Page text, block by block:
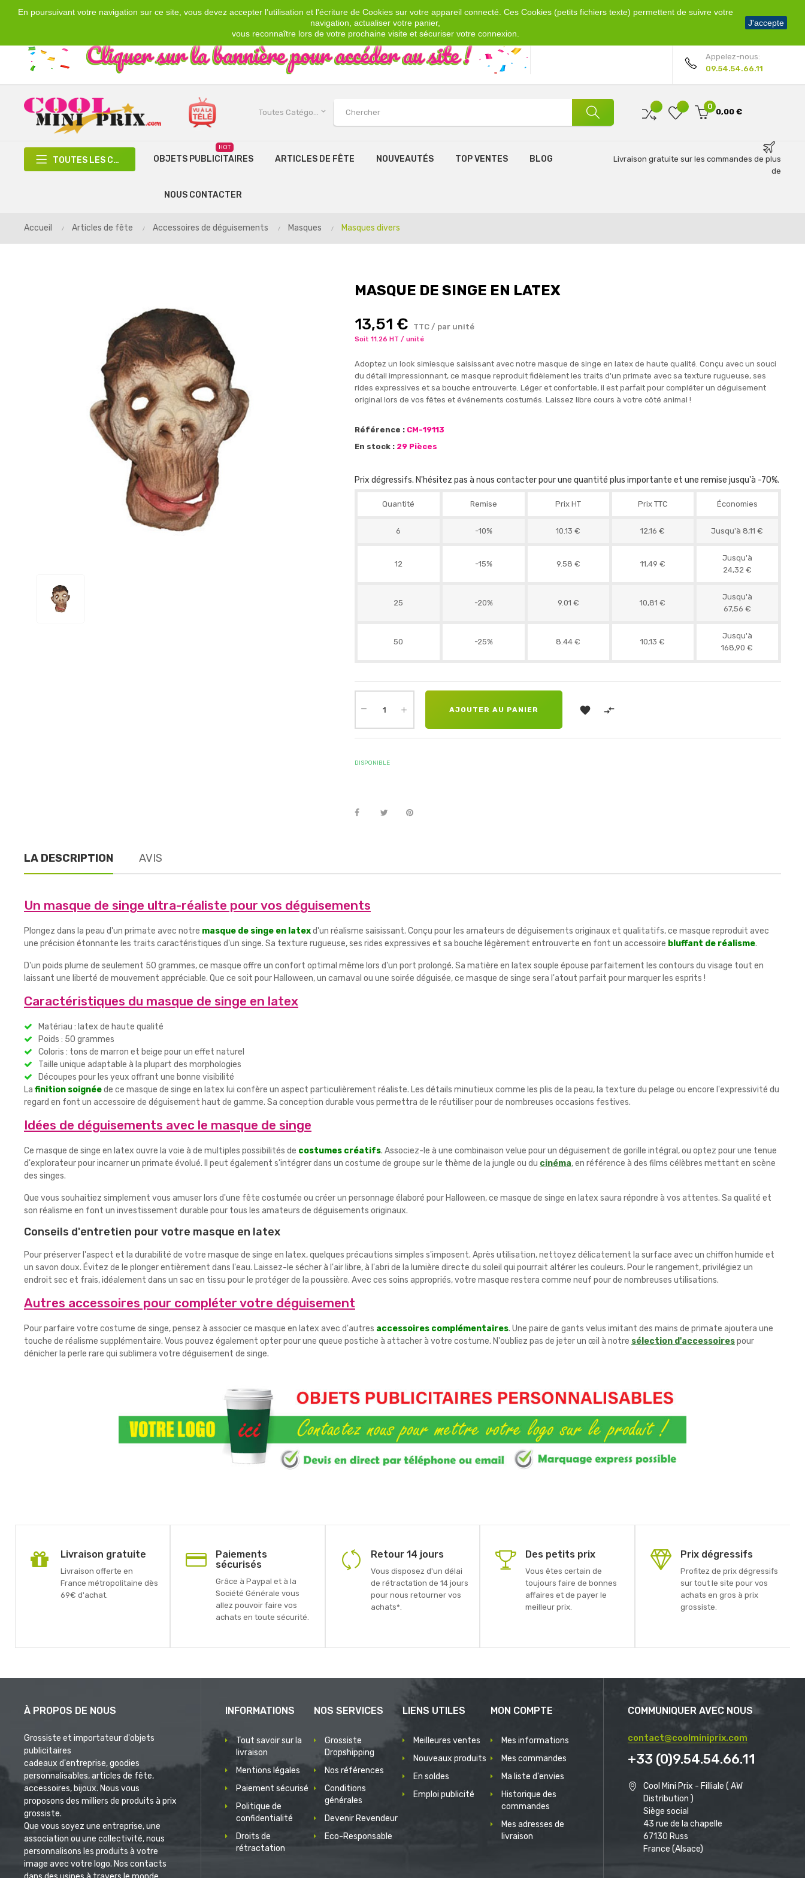
En poursuivant votre navigation sur ce site, vous devez accepter l’utilisation et l'écriture de Cookies sur votre appareil connecté. Ces Cookies (petits fichiers texte) permettent de suivre votre
navigation, actualiser votre panier,
vous reconnaître lors de votre prochaine visite et sécuriser votre connexion.
J'accepte
Emplacement
Devise
Bienvenue !
Mon compte
Appelez-nous:
09.54.54.66.11
Toutes Catégories keyboard_arrow_down
0
0,00 €
TOUTES LES CATÉGORIES OBJETS PUBLICITAIRES
HOT
ARTICLES DE FÊTE NOUVEAUTÉS TOP VENTES BLOG
NOUS CONTACTER
Livraison gratuite sur les commandes de plus
de
Accueil Articles de fête Accessoires de déguisements Masques Masques divers
MASQUE DE SINGE EN LATEX
13,51 € TTC / par unité
Soit 11.26 HT / unité
Adoptez un look simiesque saisissant avec notre masque de singe en latex de haute qualité. Conçu avec un souci
du détail impressionnant, ce masque reproduit fidèlement les traits d'un primate avec sa texture rugueuse, ses
rides expressives et sa bouche entrouverte. Léger et confortable, il est parfait pour compléter un déguisement
original lors de vos fêtes et événements costumés. Laissez libre cours à votre côté animal !
Référence : CM-19113
En stock : 29 Pièces
Prix dégressifs. N'hésitez pas à nous contacter pour une quantité plus importante et une remise jusqu'à -70%.
Quantité Remise Prix HT Prix TTC Économies
6 -10% 10.13 € 12,16 € Jusqu'à 8,11 €
12 -15% 9.58 € 11,49 €
Jusqu'à
24,32 €
25 -20% 9.01 € 10,81 €
Jusqu'à
67,56 €
50 -25% 8.44 € 10,13 €
Jusqu'à
168,90 €
AJOUTER AU PANIER  
DISPONIBLE
LA DESCRIPTION AVIS
Un masque de singe ultra-réaliste pour vos déguisements
Plongez dans la peau d'un primate avec notre masque de singe en latexd'un réalisme saisissant. Conçu pour les amateurs de déguisements originaux et qualitatifs, ce masque reproduit avec
une précision étonnante les traits caractéristiques d'un singe. Sa texture rugueuse, ses rides expressives et sa bouche légèrement entrouverte en font un accessoire bluffant de réalisme.
D'un poids plume de seulement 50 grammes, ce masque offre un confort optimal même lors d'un port prolongé. Sa matière en latex souple épouse parfaitement les contours du visage tout en
laissant une liberté de mouvement appréciable. Que ce soit pour Halloween, un carnaval ou une soirée déguisée, ce masque de singe sera l'atout parfait pour marquer les esprits !
Caractéristiques du masque de singe en latex
Matériau : latex de haute qualité
Poids : 50 grammes
Coloris : tons de marron et beige pour un effet naturel
Taille unique adaptable à la plupart des morphologies
Découpes pour les yeux offrant une bonne visibilité
La finition soignéede ce masque de singe en latex lui confère un aspect particulièrement réaliste. Les détails minutieux comme les plis de la peau, la texture du pelage ou encore l'expressivité du
regard en font un accessoire de déguisement haut de gamme. Sa conception durable vous permettra de le réutiliser pour de nombreuses occasions festives.
Idées de déguisements avec le masque de singe
Ce masque de singe en latex ouvre la voie à de multiples possibilités de costumes créatifs. Associez-le à une combinaison velue pour un déguisement de gorille intégral, ou optez pour une tenue
d'explorateur pour incarner un primate évolué. Il peut également s'intégrer dans un costume de groupe sur le thème de la jungle ou du cinéma, en référence à des films célèbres mettant en scène
des singes.
Que vous souhaitiez simplement vous amuser lors d'une fête costumée ou créer un personnage élaboré pour Halloween, ce masque de singe en latex saura répondre à vos attentes. Sa qualité et
son réalisme en font un investissement durable pour tous les amateurs de déguisements originaux.
Conseils d'entretien pour votre masque en latex
Pour préserver l'aspect et la durabilité de votre masque de singe en latex, quelques précautions simples s'imposent. Après utilisation, nettoyez délicatement la surface avec un chiffon humide et
un savon doux. Évitez de le plonger entièrement dans l'eau. Laissez-le sécher à l'air libre, à l'abri de la lumière directe du soleil qui pourrait altérer les couleurs. Pour le rangement, privilégiez un
endroit sec et frais, idéalement dans un sac en tissu pour le protéger de la poussière. Avec ces soins appropriés, votre masque restera comme neuf pour de nombreuses utilisations.
Autres accessoires pour compléter votre déguisement
Pour parfaire votre costume de singe, pensez à associer ce masque en latex avec d'autres accessoires complémentaires. Une paire de gants velus imitant des mains de primate ajoutera une
touche de réalisme supplémentaire. Vous pouvez également opter pour une queue postiche à attacher à votre costume. N'oubliez pas de jeter un œil à notre sélection d'accessoirespour
dénicher la perle rare qui sublimera votre déguisement de singe.
Livraison gratuite
Livraison offerte en
France métropolitaine dès
69€ d'achat.
Paiements
sécurisés
Grâce à Paypal et à la
Société Générale vous
allez pouvoir faire vos
achats en toute sécurité.
Retour 14 jours
Vous disposez d'un délai
de rétractation de 14 jours
pour nous retourner vos
achats*.
Des petits prix
Vous êtes certain de
toujours faire de bonnes
affaires et de payer le
meilleur prix.
Prix dégressifs
Profitez de prix dégressifs
sur tout le site pour vos
achats en gros à prix
grossiste.
À PROPOS DE NOUS
Grossiste et importateur d'objets
publicitaires
cadeaux d'entreprise, goodies
personnalisables, articles de fête,
accessoires, bijoux. Nous vous
proposons des milliers de produits à prix
grossiste.
Que vous soyez une entreprise, une
association ou une collectivité, nous
personnalisons les produits à votre
image avec votre logo. Nos contacts
COMMUNIQUER AVEC NOUS
contact@coolminiprix.com
+33 (0)9.54.54.66.11
Cool Mini Prix - Filliale ( AW
Distribution )
Siège social
43 rue de la chapelle
67130 Russ
France (Alsace)
INFORMATIONS
Tout savoir sur la
livraison
Mentions légales
Paiement sécurisé
Politique de
confidentialité
Droits de
rétractation
NOS SERVICES
Grossiste
Dropshipping
Nos références
Conditions
générales
Devenir Revendeur
Eco-Responsable
LIENS UTILES
Meilleures ventes
Nouveaux produits
En soldes
Emploi publicité
MON COMPTE
Mes informations
Mes commandes
Ma liste d'envies
Historique des
commandes
Mes adresses de
livraison